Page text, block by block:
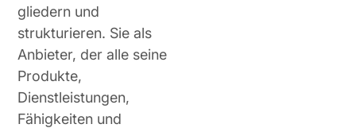
gliedern und
strukturieren. Sie als
Anbieter, der alle seine
Produkte,
Dienstleistungen,
Fähigkeiten und